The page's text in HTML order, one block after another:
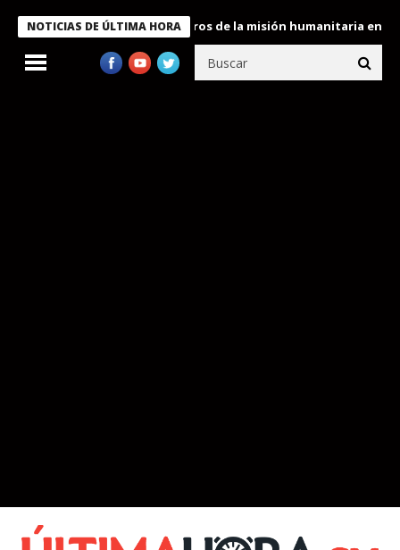
NOTICIAS DE ÚLTIMA HORA
Bukele condecora a miembros de la misión humanitaria enviada